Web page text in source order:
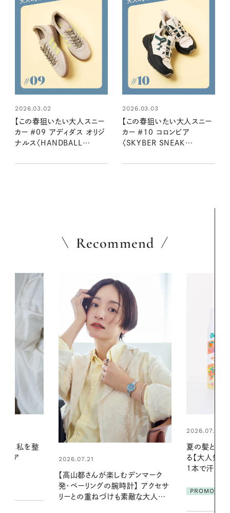
2026.03.02
【この春狙いたい大人スニー
カー ＃09 アディダス オリジ
ナルス〈HANDBALL
靴好きリンネルスタッフ２名
2026.03.03
【この春狙いたい大人スニー
カー ＃10 コロンビア
〈SKYBER SNEAK
ンネルスタッフ２名が語る魅
Recommend
2026.07.24
る【大人気のドライシャンプー】 この
PROMOTION
2026.06.01
お出かけ前
の一日。汗ば
に過ごす私